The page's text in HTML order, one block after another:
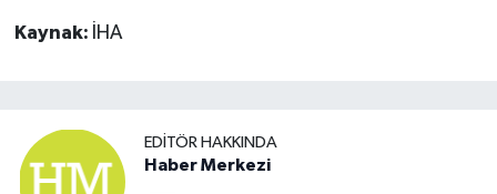
Kaynak: İHA
EDITÖR HAKKINDA
Haber Merkezi